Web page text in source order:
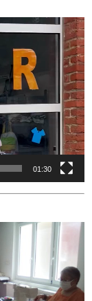
01:30